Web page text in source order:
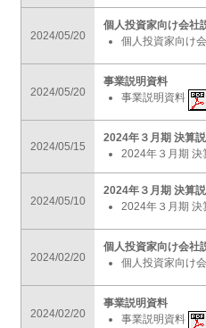
2024/05/20
個人投資家向け会社
個人投資家向け
2024/05/20
事業説明資料
事業説明資料
2024/05/15
2024年３月期 決算
2024年３月期 決
2024/05/10
2024年３月期 決算
2024年３月期 決
2024/02/20
個人投資家向け会社
個人投資家向け
2024/02/20
事業説明資料
事業説明資料